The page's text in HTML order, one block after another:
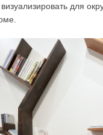
для